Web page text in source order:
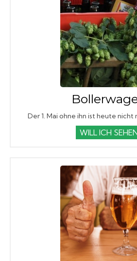
Der 1. Mai ohne ihn ist heute
WILL ICH